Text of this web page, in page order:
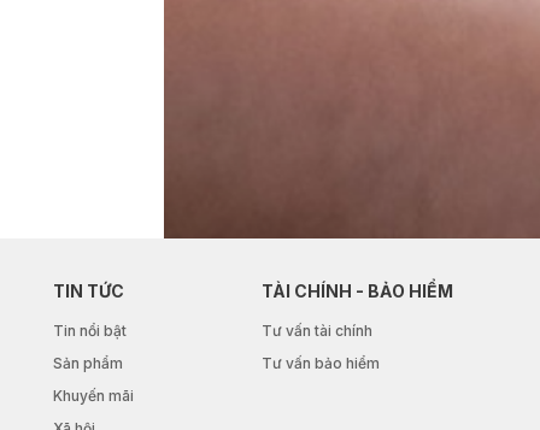
TIN TỨC
Tin nổi bật
Sản phẩm
Khuyến mãi
TÀI CHÍNH - BẢO HIỂM
Tư vấn tài chính
Tư vấn bảo hiểm